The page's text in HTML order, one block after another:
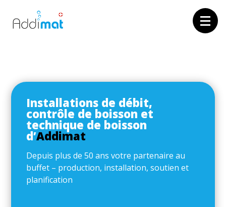
Installations de débit,
contrôle de boisson et
technique de boisson
d’Addimat
Depuis plus de 50 ans votre partenaire au
buffet – production, installation, soutien et
planification